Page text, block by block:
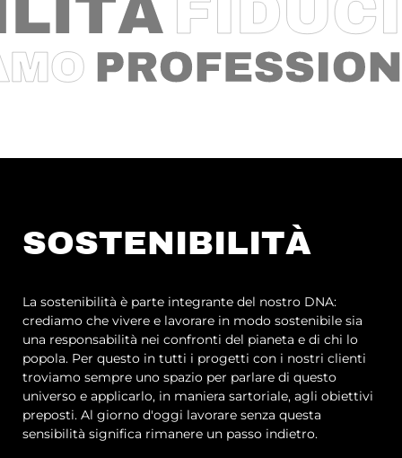
SOSTENIBILITÀ
La sostenibilità è parte integrante del nostro DNA:
crediamo che vivere e lavorare in modo sostenibile sia
una responsabilità nei confronti del pianeta e di chi lo
popola. Per questo in tutti i progetti con i nostri clienti
troviamo sempre uno spazio per parlare di questo
universo e applicarlo, in maniera sartoriale, agli obiettivi
preposti. Al giorno d'oggi lavorare senza questa
sensibilità significa rimanere un passo indietro.